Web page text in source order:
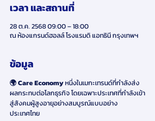
เวลา และสถานที่
28 ต.ค. 2568 09:00 – 18:00
ณ ห้องแกรนด์ฮอลล์ โรงแรมดิ แอทธินี กรุงเทพฯ
ข้อมูล
🌍 Care Economy หนึ่งในเมกะเทรนด์ที่กำลังส่ง
ผลกระทบต่อโลกธุรกิจ โดยเฉพาะประเทศที่กำลังเข้า
สู่สังคมผู้สูงอายุอย่างสมบูรณ์แบบอย่าง
ประเทศไทย